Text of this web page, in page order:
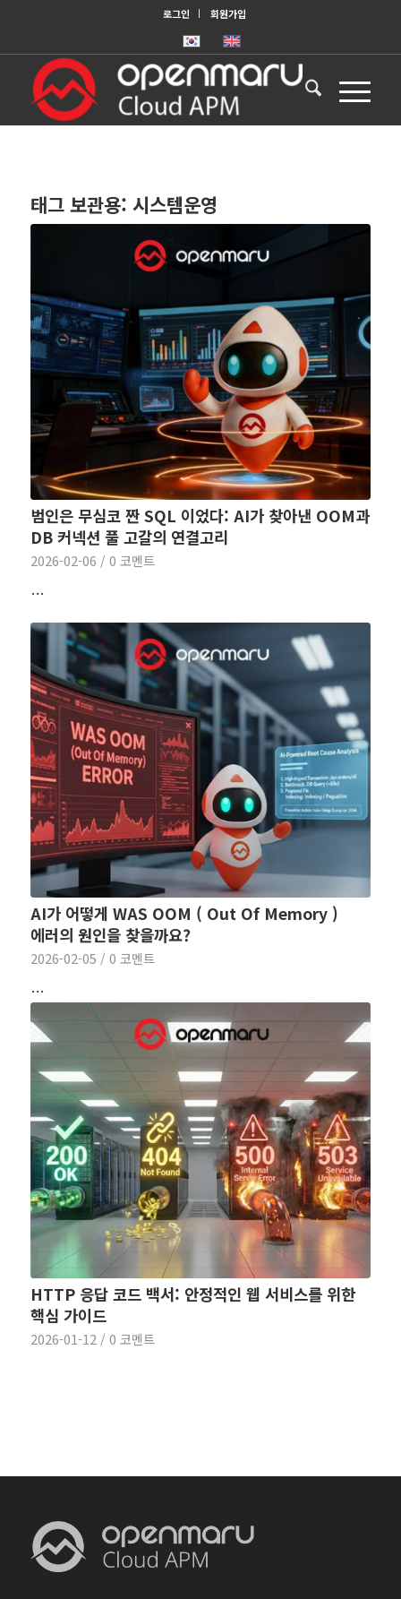
로그인 회원가입
태그 보관용: 시스템운영
범인은 무심코 짠 SQL 이었다: AI가 찾아낸 OOM과
DB 커넥션 풀 고갈의 연결고리
2026-02-06 / 0 코멘트
…
AI가 어떻게 WAS OOM ( Out Of Memory )
에러의 원인을 찾을까요?
2026-02-05 / 0 코멘트
…
HTTP 응답 코드 백서: 안정적인 웹 서비스를 위한
핵심 가이드
2026-01-12 / 0 코멘트